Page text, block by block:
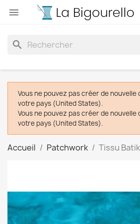

search
Vous ne pouvez pas créer de nouvelle
votre pays (United States).
Vous ne pouvez pas créer de nouvelle
votre pays (United States).
Accueil Patchwork Tissu